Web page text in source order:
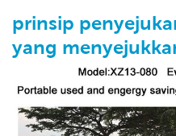
prinsip
yang